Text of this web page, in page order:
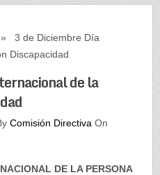
3 de Diciembre Día
Discapacidad
de la
Comisión Directiva On
DE LA PERSONA